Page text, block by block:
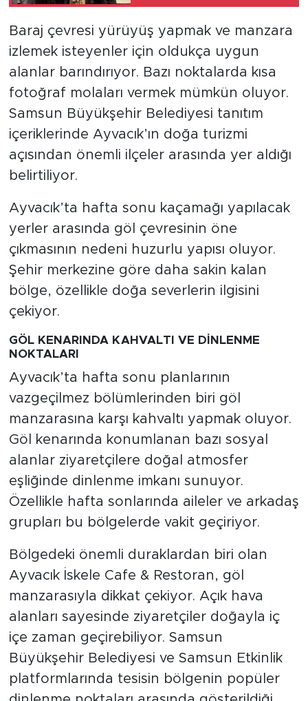
Baraj çevresi yürüyüş yapmak ve manzara
izlemek isteyenler için oldukça uygun
alanlar barındırıyor. Bazı noktalarda kısa
fotoğraf molaları vermek mümkün oluyor.
Samsun Büyükşehir Belediyesi tanıtım
içeriklerinde Ayvacık’ın doğa turizmi
açısından önemli ilçeler arasında yer aldığı
belirtiliyor.
Ayvacık’ta hafta sonu kaçamağı yapılacak
yerler arasında göl çevresinin öne
çıkmasının nedeni huzurlu yapısı oluyor.
Şehir merkezine göre daha sakin kalan
bölge, özellikle doğa severlerin ilgisini
çekiyor.
GÖL KENARINDA KAHVALTI VE DİNLENME
NOKTALARI
Ayvacık’ta hafta sonu planlarının
vazgeçilmez bölümlerinden biri göl
manzarasına karşı kahvaltı yapmak oluyor.
Göl kenarında konumlanan bazı sosyal
alanlar ziyaretçilere doğal atmosfer
eşliğinde dinlenme imkanı sunuyor.
Özellikle hafta sonlarında aileler ve arkadaş
grupları bu bölgelerde vakit geçiriyor.
Bölgedeki önemli duraklardan biri olan
Ayvacık İskele Cafe & Restoran, göl
manzarasıyla dikkat çekiyor. Açık hava
alanları sayesinde ziyaretçiler doğayla iç
içe zaman geçirebiliyor. Samsun
Büyükşehir Belediyesi ve Samsun Etkinlik
platformlarında tesisin bölgenin popüler